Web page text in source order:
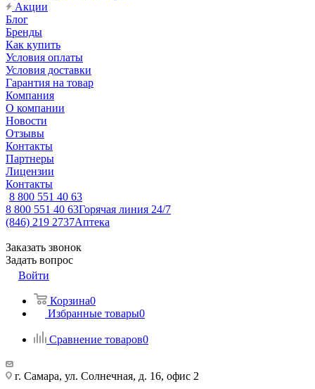
Акции
Блог
Бренды
Как купить
Условия оплаты
Условия доставки
Гарантия на товар
Компания
О компании
Новости
Отзывы
Контакты
Партнеры
Лицензии
Контакты
8 800 551 40 63
8 800 551 40 63Горячая линия 24/7
(846) 219 2737Аптека
Заказать звонок
Задать вопрос
Войти
Корзина0
Избранные товары0
Сравнение товаров0
г. Самара, ул. Солнечная, д. 16, офис 2